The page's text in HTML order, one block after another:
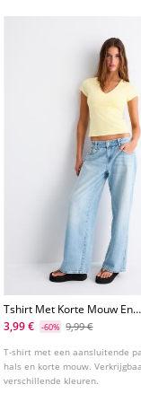
Tshirt Met Korte Mouw En
Vhals
3,99 € -60% 9,99 €
T-shirt met een aansluitende
hals en korte mouw.
verschillende kleuren.